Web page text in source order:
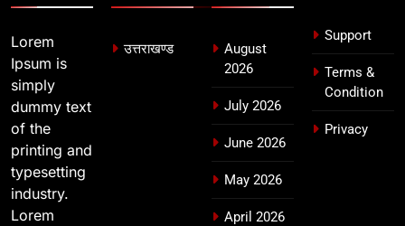
खेल महाकुंभ 2026ः 01 सितंबर से सजेगा
मुख्यमंत्री चौम्पियनशिप ट्रॉफी का मंच,
न्याय पंचायत से राज्य स्तर तक होगा
प्रतिभा का प्रदर्शन
Lorem
Ipsum is
simply
dummy text
of the
printing and
typesetting
industry.
Lorem
उत्तराखण्ड
August
2026
July 2026
June 2026
May 2026
April 2026
Support
Terms &
Condition
Privacy